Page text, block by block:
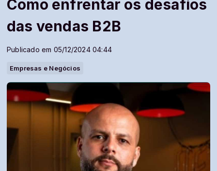
Como enfrentar os desafios
das vendas B2B
Publicado em 05/12/2024 04:44
Empresas e Negócios